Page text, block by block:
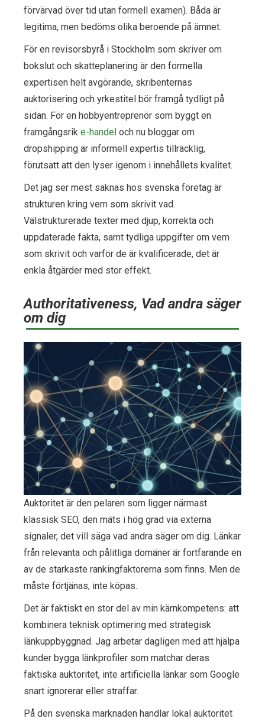
förvärvad över tid utan formell examen). Båda är
legitima, men bedöms olika beroende på ämnet.
För en revisorsbyrå i Stockholm som skriver om
bokslut och skatteplanering är den formella
expertisen helt avgörande, skribenternas
auktorisering och yrkestitel bör framgå tydligt på
sidan. För en hobbyentreprenör som byggt en
framgångsrik e-handel och nu bloggar om
dropshipping är informell expertis tillräcklig,
förutsatt att den lyser igenom i innehållets kvalitet.
Det jag ser mest saknas hos svenska företag är
strukturen kring vem som skrivit vad.
Välstrukturerade texter med djup, korrekta och
uppdaterade fakta, samt tydliga uppgifter om vem
som skrivit och varför de är kvalificerade, det är
enkla åtgärder med stor effekt.
Authoritativeness, Vad andra säger
om dig
Auktoritet är den pelaren som ligger närmast
klassisk SEO, den mäts i hög grad via externa
signaler, det vill säga vad andra säger om dig. Länkar
från relevanta och pålitliga domäner är fortfarande en
av de starkaste rankingfaktorerna som finns. Men de
måste förtjänas, inte köpas.
Det är faktiskt en stor del av min kärnkompetens: att
kombinera teknisk optimering med strategisk
länkuppbyggnad. Jag arbetar dagligen med att hjälpa
kunder bygga länkprofiler som matchar deras
faktiska auktoritet, inte artificiella länkar som Google
snart ignorerar eller straffar.
På den svenska marknaden handlar lokal auktoritet